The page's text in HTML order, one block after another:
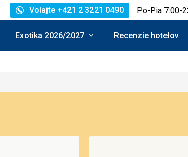
Volajte +421 2 3221 0490 Po-Pia 7:00-
Exotika 2026/2027 Recenzie hotelov